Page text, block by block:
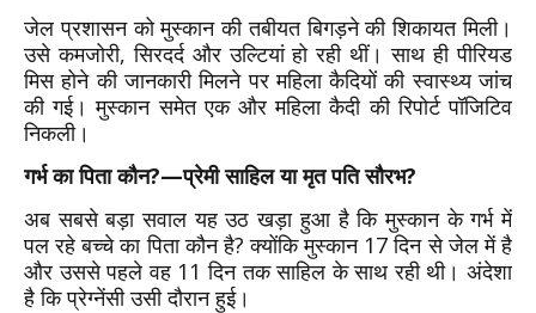
जेल प्रशासन को मुस्कान की तबीयत बिगड़ने की शिकायत मिली।
उसे कमजोरी, सिरदर्द और उल्टियां हो रही थीं। साथ ही पीरियड
मिस होने की जानकारी मिलने पर महिला कैदियों की स्वास्थ्य जांच
की गई। मुस्कान समेत एक और महिला कैदी की रिपोर्ट पॉजिटिव
निकली।
गर्भ का पिता कौन?—प्रेमी साहिल या मृत पति सौरभ?
अब सबसे बड़ा सवाल यह उठ खड़ा हुआ है कि मुस्कान के गर्भ में
पल रहे बच्चे का पिता कौन है? क्योंकि मुस्कान 17 दिन से जेल में है
और उससे पहले वह 11 दिन तक साहिल के साथ रही थी। अंदेशा
है कि प्रेग्नेंसी उसी दौरान हुई।